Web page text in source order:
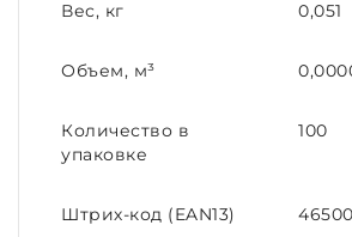
Вес, кг 0,051
Объем, м³
Количество в
упаковке
100
Штрих-код (EAN13)